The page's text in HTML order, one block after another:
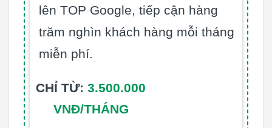
lên TOP Google, tiếp cận hàng
trăm nghìn khách hàng mỗi tháng
miễn phí.
CHỈ TỪ: 3.500.000
VNĐ/THÁNG